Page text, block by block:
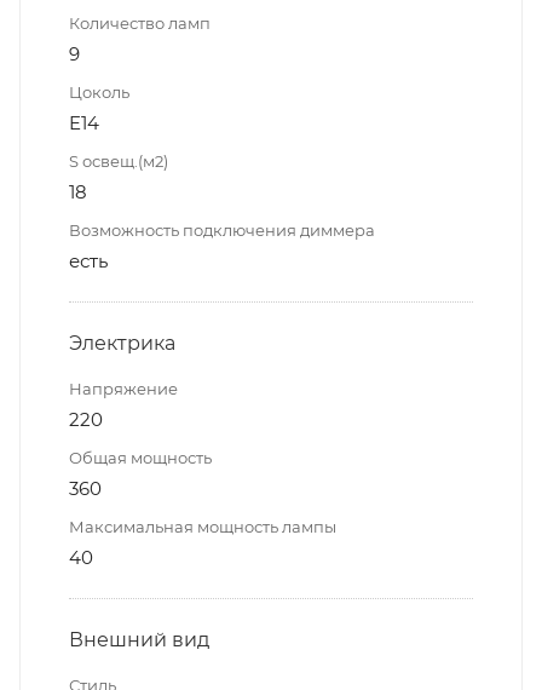
Количество ламп
9
Цоколь
E14
S освещ.(м2)
18
Возможность подключения диммера
есть
Электрика
Напряжение
220
Общая мощность
360
Максимальная мощность лампы
40
Внешний вид
Стиль